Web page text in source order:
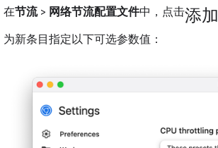
在节流> 网络节流配置文件中，点击添加
为新条目指定以下可选参数值：